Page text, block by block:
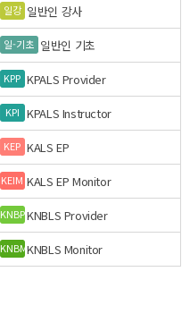
일강 일반인 강사
일-기초 일반인 기초
KPP KPALS Provider
KPI KPALS Instructor
KEP KALS EP
KEIM KALS EP Monitor
KNBPKNBLS Provider
KNBMKNBLS Monitor